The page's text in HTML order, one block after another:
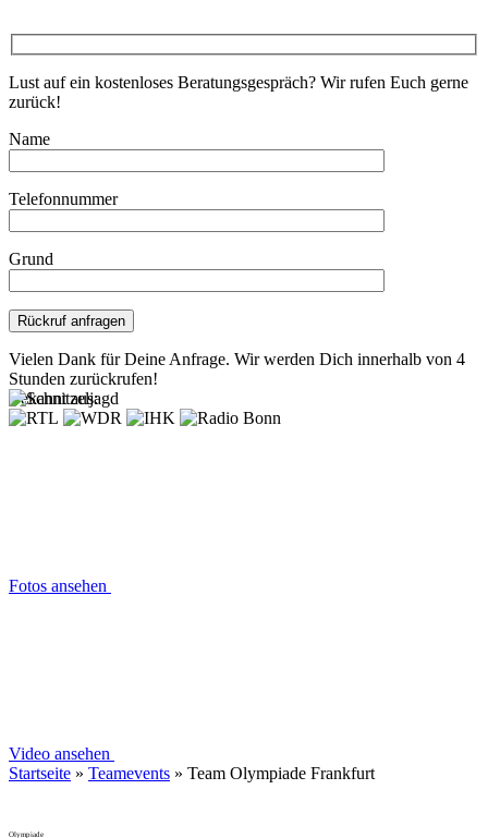
Lust auf ein kostenloses Beratungsgespräch? Wir rufen Euch gerne
zurück!
Name
Telefonnummer
Grund
Vielen Dank für Deine Anfrage. Wir werden Dich innerhalb von 4
Stunden zurückrufen!
Bekannt aus:
Fotos ansehen
Video ansehen
Startseite » Teamevents » Team Olympiade Frankfurt
Olympiade